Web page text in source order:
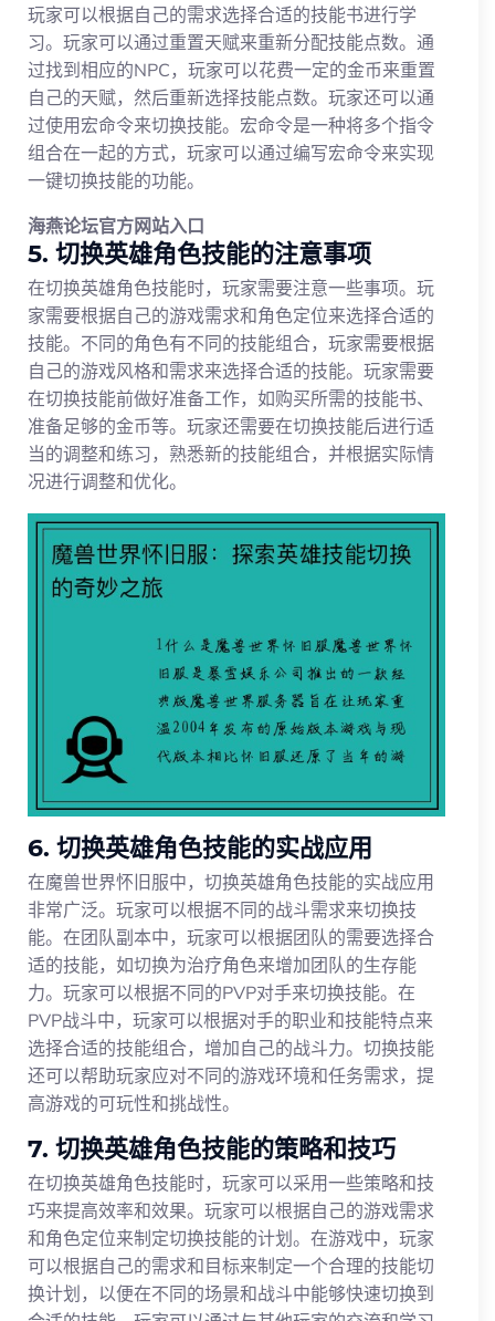
玩家可以根据自己的需求选择合适的技能书进行学
习。玩家可以通过重置天赋来重新分配技能点数。通
过找到相应的NPC，玩家可以花费一定的金币来重置
自己的天赋，然后重新选择技能点数。玩家还可以通
过使用宏命令来切换技能。宏命令是一种将多个指令
组合在一起的方式，玩家可以通过编写宏命令来实现
一键切换技能的功能。
海燕论坛官方网站入口
5. 切换英雄角色技能的注意事项
在切换英雄角色技能时，玩家需要注意一些事项。玩
家需要根据自己的游戏需求和角色定位来选择合适的
技能。不同的角色有不同的技能组合，玩家需要根据
自己的游戏风格和需求来选择合适的技能。玩家需要
在切换技能前做好准备工作，如购买所需的技能书、
准备足够的金币等。玩家还需要在切换技能后进行适
当的调整和练习，熟悉新的技能组合，并根据实际情
况进行调整和优化。
6. 切换英雄角色技能的实战应用
在魔兽世界怀旧服中，切换英雄角色技能的实战应用
非常广泛。玩家可以根据不同的战斗需求来切换技
能。在团队副本中，玩家可以根据团队的需要选择合
适的技能，如切换为治疗角色来增加团队的生存能
力。玩家可以根据不同的PVP对手来切换技能。在
PVP战斗中，玩家可以根据对手的职业和技能特点来
选择合适的技能组合，增加自己的战斗力。切换技能
还可以帮助玩家应对不同的游戏环境和任务需求，提
高游戏的可玩性和挑战性。
7. 切换英雄角色技能的策略和技巧
在切换英雄角色技能时，玩家可以采用一些策略和技
巧来提高效率和效果。玩家可以根据自己的游戏需求
和角色定位来制定切换技能的计划。在游戏中，玩家
可以根据自己的需求和目标来制定一个合理的技能切
换计划，以便在不同的场景和战斗中能够快速切换到